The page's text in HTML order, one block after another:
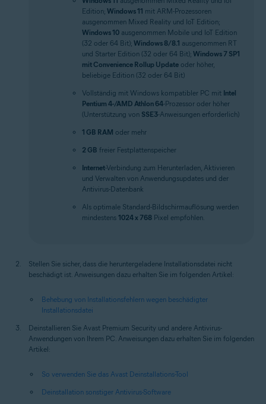
Edition; Windows 11 mit ARM-Prozessoren
ausgenommen Mixed Reality und IoT Edition;
Windows 10 ausgenommen Mobile und IoT Edition
(32 oder 64 Bit); Windows 8/8.1 ausgenommen RT
und Starter Edition (32 oder 64 Bit); Windows 7 SP1
mit Convenience Rollup Update oder höher,
beliebige Edition (32 oder 64 Bit)
Vollständig mit Windows kompatibler PC mit Intel
Pentium 4-/AMD Athlon 64-Prozessor oder höher
(Unterstützung von SSE3-Anweisungen erforderlich)
1 GB RAM oder mehr
2 GB freier Festplattenspeicher
Internet-Verbindung zum Herunterladen, Aktivieren
und Verwalten von Anwendungsupdates und der
Antivirus-Datenbank
Als optimale Standard-Bildschirmauflösung werden
mindestens 1024 x 768 Pixel empfohlen.
Stellen Sie sicher, dass die heruntergeladene Installationsdatei nicht
beschädigt ist. Anweisungen dazu erhalten Sie im folgenden Artikel:
Behebung von Installationsfehlern wegen beschädigter
Installationsdatei
Deinstallieren Sie Avast Premium Security und andere Antivirus-
Anwendungen von Ihrem PC. Anweisungen dazu erhalten Sie im folgenden
Artikel:
So verwenden Sie das Avast Deinstallations-Tool
Deinstallation sonstiger Antivirus-Software